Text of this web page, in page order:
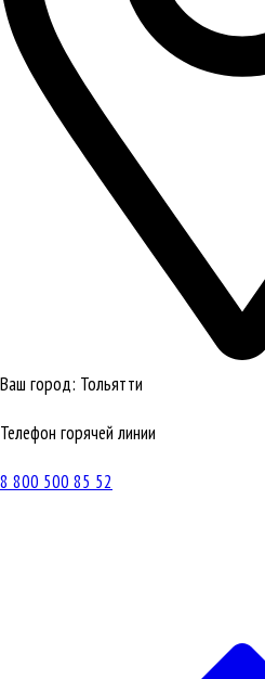
Ваш город: Тольятти
Телефон горячей линии
8 800 500 85 52